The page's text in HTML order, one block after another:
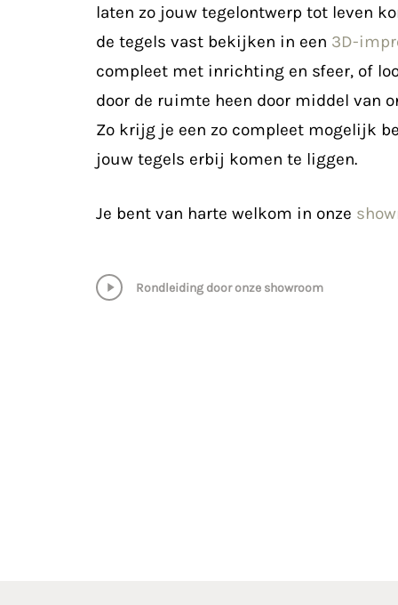
laten zo jouw tegelontwerp tot leven
de tegels vast bekijken in een 3D-
compleet met inrichting en sfeer, of
door de ruimte heen door middel van
Zo krijg je een zo compleet mogelijk
jouw tegels erbij komen te liggen.
Je bent van harte welkom in onze
Play
Rondleiding door onze showroom